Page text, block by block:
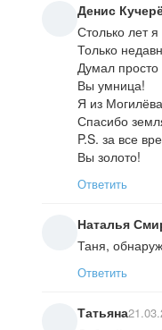
Денис
Столько лет
Только
Думал просто
Вы умница!
Я из
Спасибо
P.S. за все
Вы золото!
Ответить
Наталья
Таня,
Ответить
Татьяна